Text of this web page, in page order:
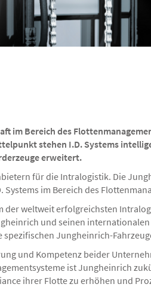
im Bereich des
stehen I.D. Systems
erweitert.
für die Intralogistik. Die
im Bereich des
weltweit erfolgreichsten
und seinen
Jungheinrich-
und Kompetenz beider
ist Jungheinrich
ihrer Flotte zu erhöhen und